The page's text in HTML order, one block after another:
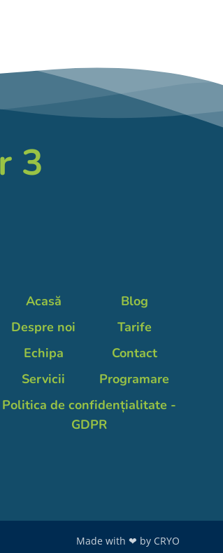
3
Acasă
Despre noi
Echipa
Servicii
Blog
Tarife
Contact
Programare
Politica de confidențialitate -
GDPR
Made with ❤ by CRYO